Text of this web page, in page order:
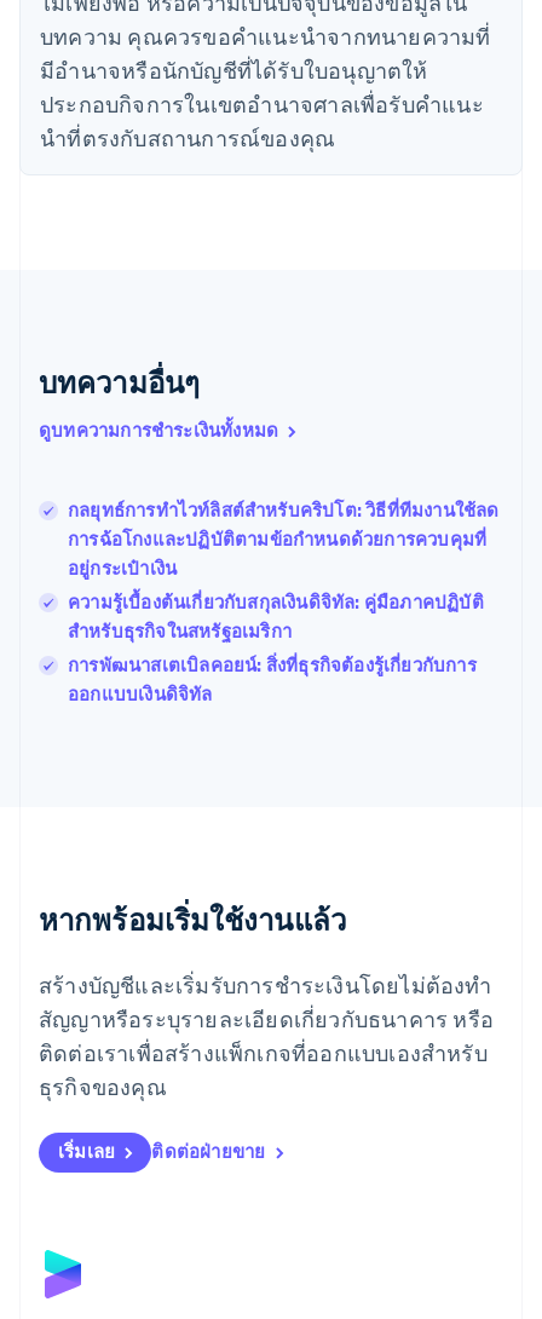
บทความ คุณควรขอคําแนะนําจากทนายความที่
มีอํานาจหรือนักบัญชีที่ได้รับใบอนุญาตให้
ประกอบกิจการในเขตอํานาจศาลเพื่อรับคําแนะ
นําที่ตรงกับสถานการณ์ของคุณ
บทความอื่นๆ
ดูบทความการชำระเงินทั้งหมด
กลยุทธ์การทำไวท์ลิสต์สำหรับคริปโต: วิธีที่ทีมงานใช้ลด
การฉ้อโกงและปฏิบัติตามข้อกำหนดด้วยการควบคุมที่
อยู่กระเป๋าเงิน
ความรู้เบื้องต้นเกี่ยวกับสกุลเงินดิจิทัล: คู่มือภาคปฏิบัติ
สำหรับธุรกิจในสหรัฐอเมริกา
การพัฒนาสเตเบิลคอยน์: สิ่งที่ธุรกิจต้องรู้เกี่ยวกับการ
ออกแบบเงินดิจิทัล
หากพร้อมเริ่มใช้งานแล้ว
สร้างบัญชีและเริ่มรับการชำระเงินโดยไม่ต้องทำ
สัญญาหรือระบุรายละเอียดเกี่ยวกับธนาคาร หรือ
ติดต่อเราเพื่อสร้างแพ็กเกจที่ออกแบบเองสำหรับ
ธุรกิจของคุณ
เริ่มเลย ติดต่อฝ่ายขาย
เดนมาร์ก
English
ไทย
นอร์เวย์
English
NederlandsFrançais
Português English
ฝรั่งเศส
FrançaisEnglish
ฟินแลนด์
English
มอลตา
English
มาเลเซีย
简体中文
เม็กซิโก
ลักเซมเบิร์ก
Français Deutsch English
English
ลิกเตนสไตน์
DeutschEnglish
ลิทัวเนีย
English
สเปน
สโลวาเกีย
English
Deutsch
สวีเดน